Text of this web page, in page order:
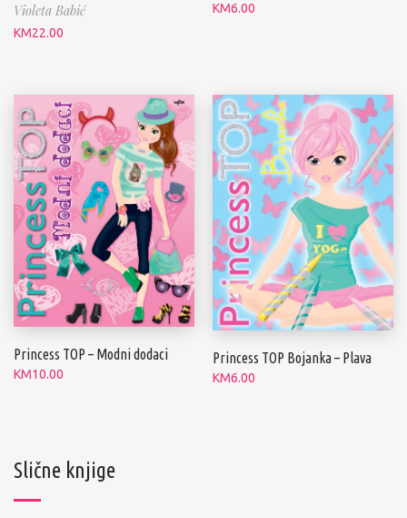
Violeta Babić
KM22.00
KM6.00
Princess TOP – Modni dodaci
KM10.00
Princess TOP Bojanka – Plava
KM6.00
Slične knjige